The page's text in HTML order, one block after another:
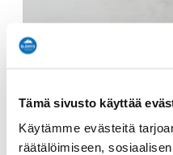
Tämä sivusto käyttää
Käytämme evästeitä
räätälöimiseen,
Lyhyt talutusratsastus
shetlanninponilla 2-11-
lapsille.